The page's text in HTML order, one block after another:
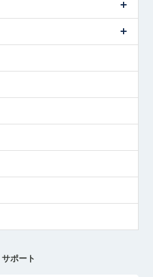
サポート